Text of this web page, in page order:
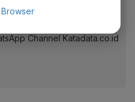
Channel Katadata.co.id